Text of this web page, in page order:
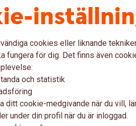
företag?
betalar du F-skatt. Som
men du som vill satsa litet
där företag erbjuder sig att
ut summan som blir kvar
registrera dig att betala både
cookies eller liknande
fungera för dig. Det finns även
och statistik
ditt cookie-medgivande när du vill,
under din profil när du är inloggad.